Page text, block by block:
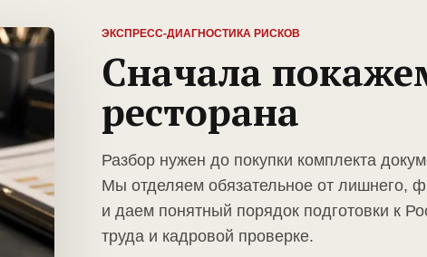
ЭКСПРЕСС-ДИАГНОСТИКА РИСКОВ
Сначала
ресторана
Разбор нужен до покупки комплекта
Мы отделяем обязательное от лишнего,
и даем понятный порядок подготовки к
труда и кадровой проверке.